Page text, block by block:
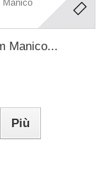
Manico...
Più